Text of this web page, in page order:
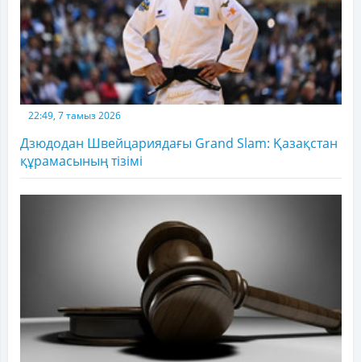
22:49, 7 тамыз 2026
Дзюдодан Швейцариядағы Grand Slam: Қазақстан
құрамасының тізімі